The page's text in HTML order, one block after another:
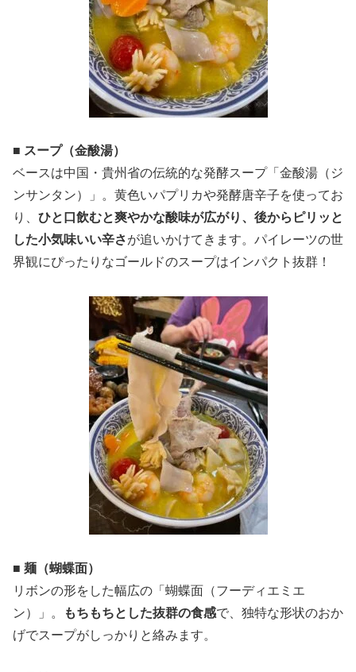
■ スープ（金酸湯）
ベースは中国・貴州省の伝統的な発酵スープ「金酸湯（ジ
ンサンタン）」。黄色いパプリカや発酵唐辛子を使ってお
り、 ひと口飲むと爽やかな酸味が広がり、後からピリッと
した小気味いい辛さが追いかけてきます。パイレーツの世
界観にぴったりなゴールドのスープはインパクト抜群！
■ 麺（蝴蝶面）
リボンの形をした幅広の「蝴蝶面（フーディエミエ
ン）」。
もちもちとした抜群の食感で、独特な形状のおか
げでスープがしっかりと絡みます。